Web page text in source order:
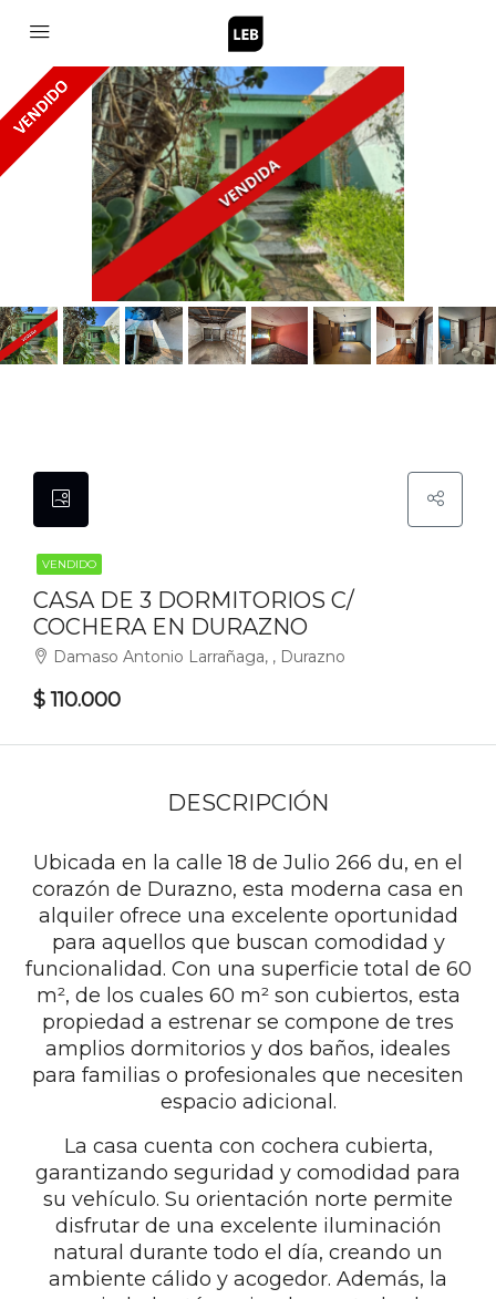
VENDIDO
CASA DE 3 DORMITORIOS C/
COCHERA EN DURAZNO
Damaso Antonio Larrañaga, , Durazno
$ 110.000
DESCRIPCIÓN
Ubicada en la calle 18 de Julio 266 du, en el
corazón de Durazno, esta moderna casa en
alquiler ofrece una excelente oportunidad
para aquellos que buscan comodidad y
funcionalidad. Con una superficie total de 60
m², de los cuales 60 m² son cubiertos, esta
propiedad a estrenar se compone de tres
amplios dormitorios y dos baños, ideales
para familias o profesionales que necesiten
espacio adicional.
La casa cuenta con cochera cubierta,
garantizando seguridad y comodidad para
su vehículo. Su orientación norte permite
disfrutar de una excelente iluminación
natural durante todo el día, creando un
ambiente cálido y acogedor. Además, la